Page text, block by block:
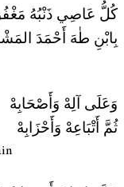
كُلُّ عَاصِي ذَنْبُهُ
بِابْنِ طٰهَ أَحْمَدَ
وَعَلَى آلِهْ وَأَصْحَابِهْ
ثُمَّ أَتْبَاعِهْ وَأَحْزَابِهْ